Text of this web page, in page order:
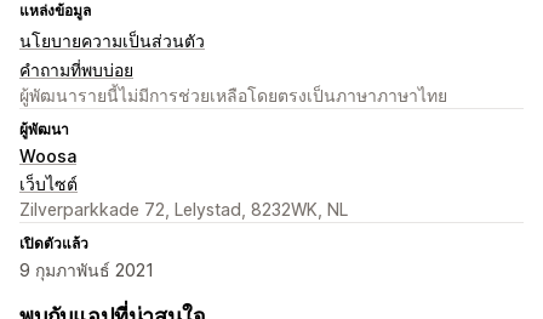
แหล่งข้อมูล
นโยบายความเป็นส่วนตัว
คำถามที่พบบ่อย
ผู้พัฒนารายนี้ไม่มีการช่วยเหลือโดยตรงเป็นภาษาภาษาไทย
ผู้พัฒนา
Woosa
เว็บไซต์
Zilverparkkade 72, Lelystad, 8232WK, NL
เปิดตัวแล้ว
9 กุมภาพันธ์ 2021